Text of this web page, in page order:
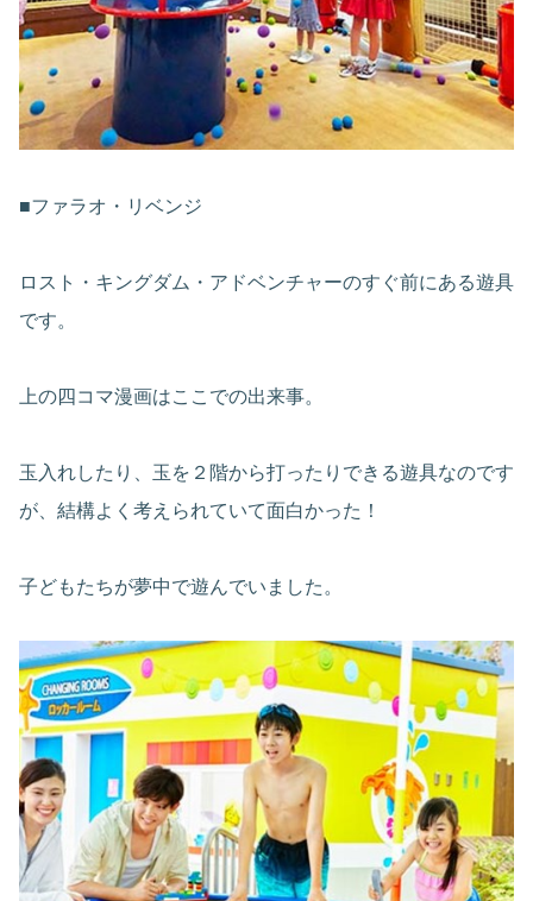
■ファラオ・リベンジ
ロスト・キングダム・アドベンチャーのすぐ前にある遊具
です。
上の四コマ漫画はここでの出来事。
玉入れしたり、玉を２階から打ったりできる遊具なのです
が、結構よく考えられていて面白かった！
子どもたちが夢中で遊んでいました。